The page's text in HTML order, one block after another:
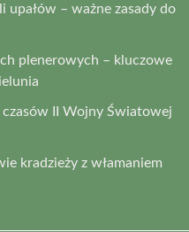
upałów – ważne zasady do
plenerowych – kluczowe
II Wojny Światowej
kradzieży z włamaniem